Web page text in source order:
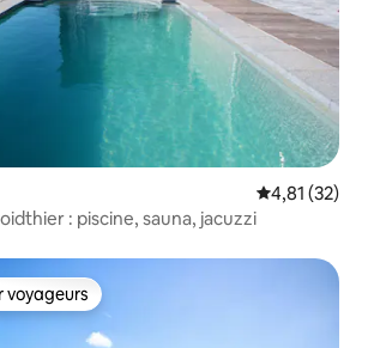
Évaluation
4,81 (32)
: piscine, sauna, jacuzzi
les plus appréciés